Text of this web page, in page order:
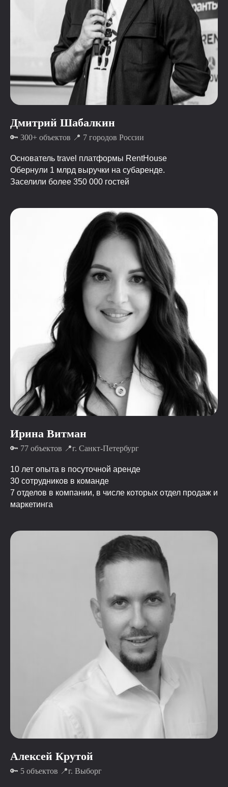
Дмитрий Шабалкин
🔑 300+ объектов 📍 7 городов России
Основатель travel платформы RentHouse
Обернули 1 млрд выручки на субаренде.
Заселили более 350 000 гостей
Ирина Витман
🔑 77 объектов 📍г. Санкт-Петербург
10 лет опыта в посуточной аренде
30 сотрудников в команде
7 отделов в компании, в числе которых отдел продаж и
маркетинга
Алексей Крутой
🔑 5 объектов 📍г. Выборг